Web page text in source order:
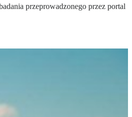
przeprowadzonego przez portal